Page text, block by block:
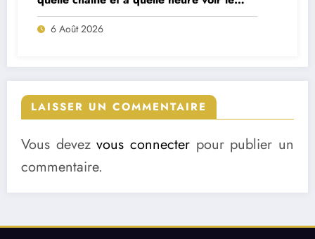
match ?
6 Août 2026
LAISSER UN COMMENTAIRE
Vous devezvous connecter pour publier un
commentaire.